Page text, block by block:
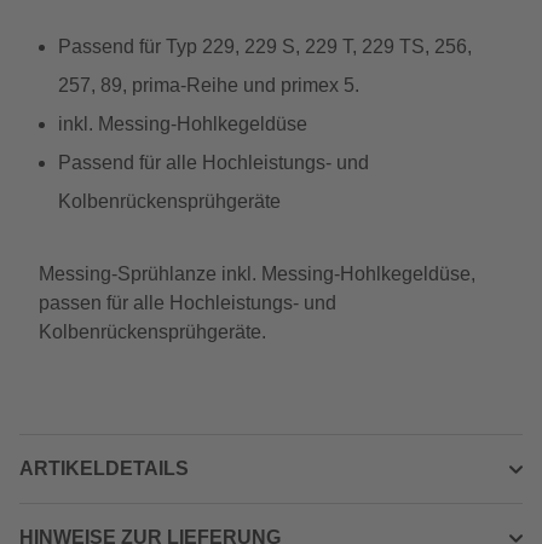
Passend für Typ 229, 229 S, 229 T, 229 TS, 256,
257, 89, prima-Reihe und primex 5.
inkl. Messing-Hohlkegeldüse
Passend für alle Hochleistungs- und
Kolbenrückensprühgeräte
Messing-Sprühlanze inkl. Messing-Hohlkegeldüse,
passen für alle Hochleistungs- und
Kolbenrückensprühgeräte.
ARTIKELDETAILS
HINWEISE ZUR LIEFERUNG